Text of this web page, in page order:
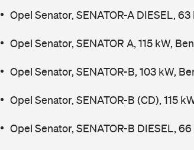
Opel Senator, SENATOR-A DIESEL,
Opel Senator, SENATOR A, 115 kW,
Opel Senator, SENATOR-B, 103 kW,
Opel Senator, SENATOR-B (CD), 115
Opel Senator, SENATOR-B DIESEL,